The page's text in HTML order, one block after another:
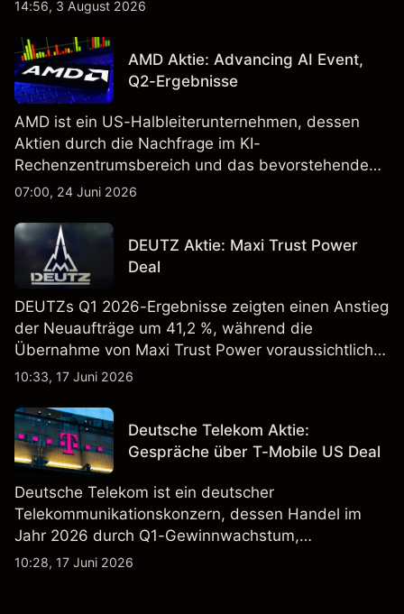
14:56, 3 August 2026
AMD Aktie: Advancing AI Event,
Q2-Ergebnisse
AMD ist ein US-Halbleiterunternehmen, dessen
Aktien durch die Nachfrage im KI-
Rechenzentrumsbereich und das bevorstehende
„Advancing AI 2026"-Event im Juli Aufmerksamkeit
Vergangenheit ist kein verlässlicher Indikator für
zukünftige Ergebnisse.
07:00, 24 Juni 2026
DEUTZ Aktie: Maxi Trust Power
Deal
DEUTZs Q1 2026-Ergebnisse zeigten einen Anstieg
der Neuaufträge um 41,2 %, während die
Übernahme von Maxi Trust Power voraussichtlich
40 Mio. € zum Umsatz von DEUTZ Energy
Vergangenheit ist kein verlässlicher Indikator für
zukünftige Ergebnisse.
10:33, 17 Juni 2026
Deutsche Telekom Aktie:
Gespräche über T-Mobile US Deal
Deutsche Telekom ist ein deutscher
Telekommunikationskonzern, dessen Handel im
Jahr 2026 durch Q1-Gewinnwachstum,
Aktienrückkäufe und Berichte über einen möglichen
10:28, 17 Juni 2026